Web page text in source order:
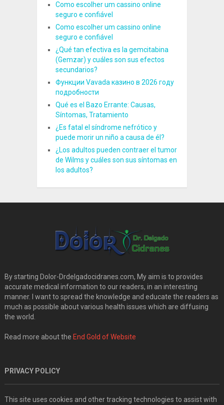
Como escolher um cassino online
seguro e confiável
Como escolher um cassino online
seguro e confiável
¿Qué tan efectiva es la gemcitabina
(Gemzar) y cuáles son sus efectos
secundarios?
Функции Vavada казино в 2026 году
подробности
Qué es el Bazo Errante: Causas,
Síntomas, Tratamiento
¿Es fatal el síndrome nefrótico y
puede morir un niño a causa de él?
¿Los adultos pueden contraer el tumor
de Wilms y cuáles son sus síntomas en
los adultos?
By starting Dolor-Drdelgadocidranes.com, My aim is to provides
accurate medical information to our readers, in an interesting
manner. I want to spread the knowledge and educate the readers as
much as possible about various health issues which are diffusing
the world.
Read more about the End Gold of Website
PRIVACY POLICY
This site uses cookies and other tracking technologies to assist with